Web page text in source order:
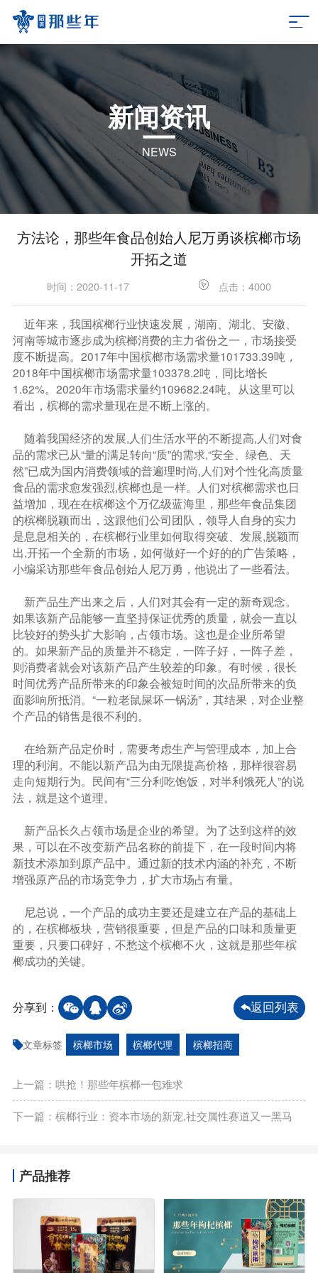
新闻资讯
NEWS
方法论，那些年食品创始人尼万勇谈槟榔市场
开拓之道
时间：2020-11-17 点击：4000
近年来，我国槟榔行业快速发展，湖南、湖北、安徽、
河南等城市逐步成为槟榔消费的主力省份之一，市场接受
度不断提高。2017年中国槟榔市场需求量101733.39吨，
2018年中国槟榔市场需求量103378.2吨，同比增长
1.62%。2020年市场需求量约109682.24吨。从这里可以
看出，槟榔的需求量现在是不断上涨的。
随着我国经济的发展,人们生活水平的不断提高,人们对食
品的需求已从“量的满足转向“质”的需求,“安全、绿色、天
然”已成为国内消费领域的普遍理时尚,人们对个性化高质量
食品的需求愈发强烈,槟榔也是一样。人们对槟榔需求也日
益增加，现在在槟榔这个万亿级蓝海里，那些年食品集团
的槟榔脱颖而出，这跟他们公司团队，领导人自身的实力
是息息相关的，在槟榔行业里如何取得突破、发展,脱颖而
出,开拓一个全新的市场，如何做好一个好的的广告策略，
小编采访那些年食品创始人尼万勇，他说出了一些看法。
新产品生产出来之后，人们对其会有一定的新奇观念。
如果该新产品能够一直坚持保证优秀的质量，就会一直以
比较好的势头扩大影响，占领市场。这也是企业所希望
的。如果新产品的质量并不稳定，一阵子好，一阵子差，
则消费者就会对该新产品产生较差的印象。有时候，很长
时间优秀产品所带来的印象会被短时间的次品所带来的负
面影响所抵消。“一粒老鼠屎坏一锅汤”，其结果，对企业整
个产品的销售是很不利的。
在给新产品定价时，需要考虑生产与管理成本，加上合
理的利润。不能以新产品为由无限提高价格，那样很容易
走向短期行为。民间有“三分利吃饱饭，对半利饿死人”的说
法，就是这个道理。
新产品长久占领市场是企业的希望。为了达到这样的效
果，可以在不改变新产品名称的前提下，在一段时间内将
新技术添加到原产品中。通过新的技术内涵的补充，不断
增强原产品的市场竞争力，扩大市场占有量。
尼总说，一个产品的成功主要还是建立在产品的基础上
的，在槟榔板块，营销很重要，但是产品的口味和质量更
重要，只要口碑好，不愁这个槟榔不火，这就是那些年槟
榔成功的关键。
分享到： 返回列表
文章标签 槟榔市场 槟榔代理 槟榔招商
上一篇：哄抢！那些年槟榔一包难求
下一篇：槟榔行业：资本市场的新宠,社交属性赛道又一黑马
产品推荐